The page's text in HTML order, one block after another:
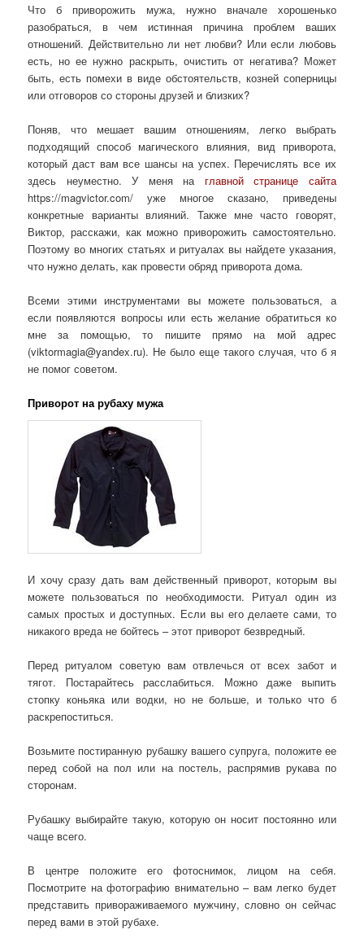
Что б приворожить мужа, нужно вначале хорошенько
разобраться, в чем истинная причина проблем ваших
отношений. Действительно ли нет любви? Или если любовь
есть, но ее нужно раскрыть, очистить от негатива? Может
быть, есть помехи в виде обстоятельств, козней соперницы
или отговоров со стороны друзей и близких?
Поняв, что мешает вашим отношениям, легко выбрать
подходящий способ магического влияния, вид приворота,
который даст вам все шансы на успех. Перечислять все их
здесь неуместно. У меня на главной странице сайта
https://magvictor.com/ уже многое сказано, приведены
конкретные варианты влияний. Также мне часто говорят,
Виктор, расскажи, как можно приворожить самостоятельно.
Поэтому во многих статьях и ритуалах вы найдете указания,
что нужно делать, как провести обряд приворота дома.
Всеми этими инструментами вы можете пользоваться, а
если появляются вопросы или есть желание обратиться ко
мне за помощью, то пишите прямо на мой адрес
(viktormagia@yandex.ru). Не было еще такого случая, что б я
не помог советом.
Приворот на рубаху мужа
И хочу сразу дать вам действенный приворот, которым вы
можете пользоваться по необходимости. Ритуал один из
самых простых и доступных. Если вы его делаете сами, то
никакого вреда не бойтесь – этот приворот безвредный.
Перед ритуалом советую вам отвлечься от всех забот и
тягот. Постарайтесь расслабиться. Можно даже выпить
стопку коньяка или водки, но не больше, и только что б
раскрепоститься.
Возьмите постиранную рубашку вашего супруга, положите ее
перед собой на пол или на постель, распрямив рукава по
сторонам.
Рубашку выбирайте такую, которую он носит постоянно или
чаще всего.
В центре положите его фотоснимок, лицом на себя.
Посмотрите на фотографию внимательно – вам легко будет
представить привораживаемого мужчину, словно он сейчас
перед вами в этой рубахе.